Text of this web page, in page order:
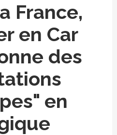
France,
en Car
des
en